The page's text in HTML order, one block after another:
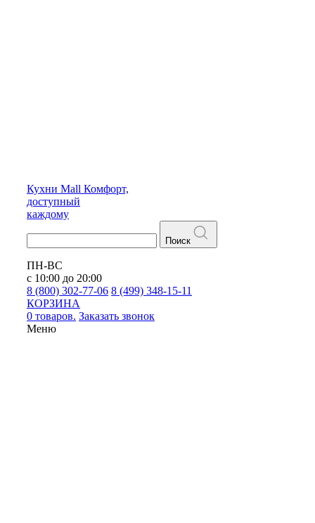
Кухни Mall Комфорт,
доступный
каждому
Поиск
ПН-ВС
с 10:00 до 20:00
8 (800) 302-77-06 8 (499) 348-15-11
КОРЗИНА
0 товаров. Заказать звонок
Меню